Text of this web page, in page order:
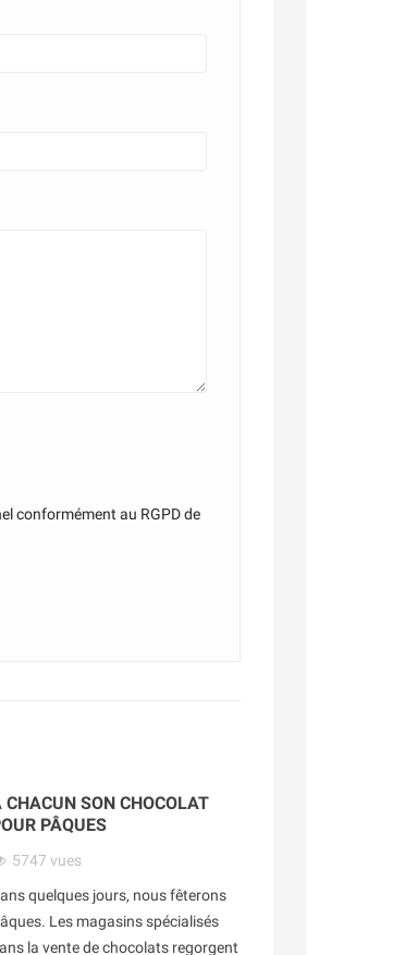
conformément au RGPD de
CHACUN SON CHOCOLAT
PÂQUES
5747 vues
quelques jours, nous fêterons
Les magasins spécialisés
la vente de chocolats regorgent